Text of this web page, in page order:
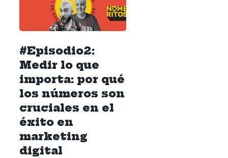
#Episodio2:
Medir lo que
importa: por qué
los números son
cruciales en el
éxito en
marketing
digital